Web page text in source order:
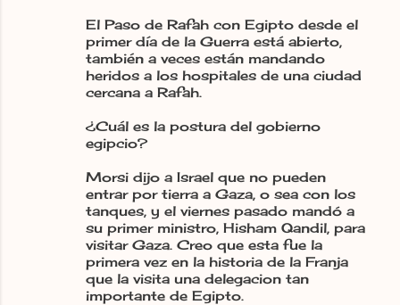
El Paso de Rafah con Egipto desde el
primer día de la Guerra está abierto,
también a veces están mandando
heridos a los hospitales de una ciudad
cercana a Rafah.
¿Cuál es la postura del gobierno
egipcio?
Morsi dijo a Israel que no pueden
entrar por tierra a Gaza, o sea con los
tanques, y el viernes pasado mandó a
su primer ministro, Hisham Qandil, para
visitar Gaza. Creo que esta fue la
primera vez en la historia de la Franja
que la visita una delegacion tan
importante de Egipto.